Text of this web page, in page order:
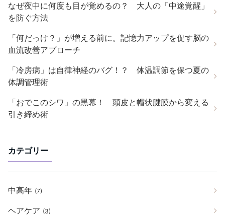
なぜ夜中に何度も目が覚めるの？ 大人の「中途覚醒」
を防ぐ方法
「何だっけ？」が増える前に。記憶力アップを促す脳の
血流改善アプローチ
「冷房病」は自律神経のバグ！？ 体温調節を保つ夏の
体調管理術
「おでこのシワ」の黒幕！ 頭皮と帽状腱膜から変える
引き締め術
カテゴリー
中高年 (7)
ヘアケア (3)